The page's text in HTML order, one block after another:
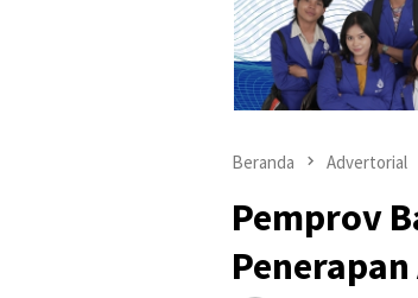
Beranda Advertorial
Pemprov